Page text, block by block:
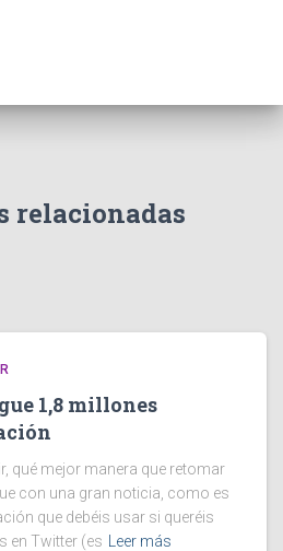
relacionadas
1,8 millones
qué mejor manera que retomar
con una gran noticia, como es
que debéis usar si queréis
en Twitter (es
Leer más